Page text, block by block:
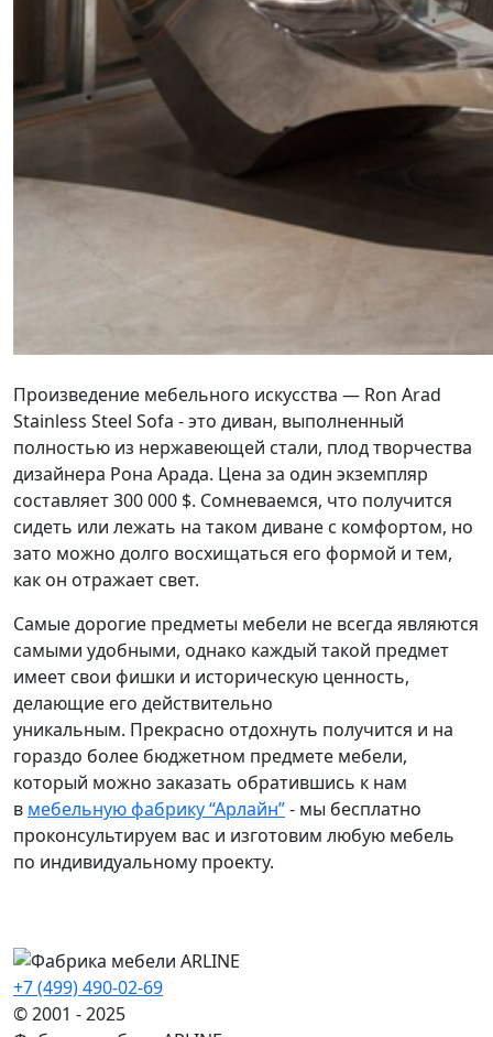
Произведение мебельного искусства — Ron Arad
Stainless Steel Sofa - это диван, выполненный
полностью из нержавеющей стали, плод творчества
дизайнера Рона Арада. Цена за один экземпляр
составляет 300 000 $. Сомневаемся, что получится
сидеть или лежать на таком диване с комфортом, но
зато можно долго восхищаться его формой и тем,
как он отражает свет.
Самые дорогие предметы мебели не всегда являются
самыми удобными, однако каждый такой предмет
имеет свои фишки и историческую ценность,
делающие его действительно
уникальным. Прекрасно отдохнуть получится и на
гораздо более бюджетном предмете мебели,
который можно заказать обратившись к нам
в мебельную фабрику “Арлайн”- мы бесплатно
проконсультируем вас и изготовим любую мебель
по индивидуальному проекту.
+7 (499) 490-02-69
© 2001 - 2025